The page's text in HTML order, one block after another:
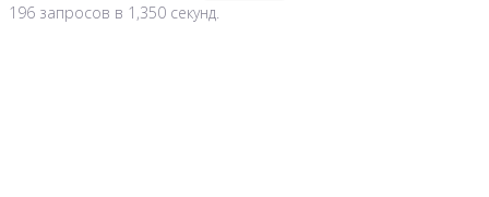
196 запросов в 1,350 секунд.